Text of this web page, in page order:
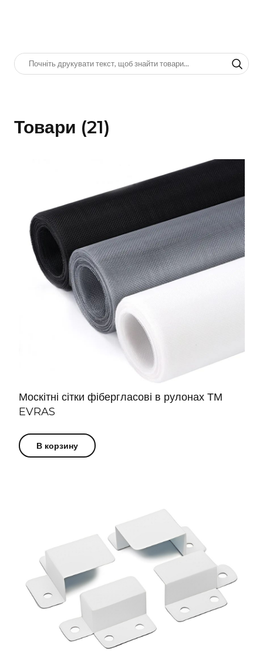
Товари (21)
Москітні сітки фібергласові в рулонах ТМ
EVRAS
В корзину